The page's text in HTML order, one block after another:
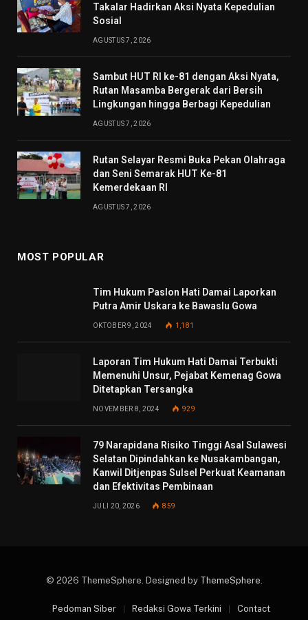
Takalar Hadirkan Aksi Nyata Kepedulian
Sosial
AGUSTUS 7, 2026
Sambut HUT RI ke-81 dengan Aksi Nyata,
Rutan Masamba Bergerak dari Bersih
Lingkungan hingga Berbagi Kepedulian
AGUSTUS 7, 2026
Rutan Selayar Resmi Buka Pekan Olahraga
dan Seni Semarak HUT Ke-81
Kemerdekaan RI
AGUSTUS 7, 2026
MOST POPULAR
Tim Hukum Paslon Hati Damai Laporkan
Putra Amir Uskara ke Bawaslu Gowa
OKTOBER 9, 2024 1,181
Laporan Tim Hukum Hati Damai Terbukti
Memenuhi Unsur, Pejabat Kemenag Gowa
Ditetapkan Tersangka
NOVEMBER 8, 2024 929
79 Narapidana Risiko Tinggi Asal Sulawesi
Selatan Dipindahkan ke Nusakambangan,
Kanwil Ditjenpas Sulsel Perkuat Keamanan
dan Efektivitas Pembinaan
JULI 20, 2026 859
© 2026 ThemeSphere. Designed by ThemeSphere
Pedoman Siber Redaksi Gowa Terkini Contact